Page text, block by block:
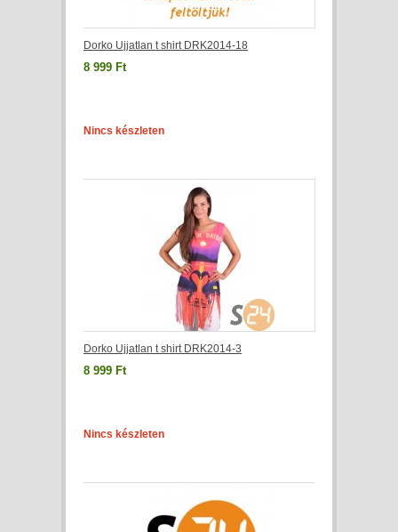
Dorko Ujjatlan t shirt DRK2014-18
8 999 Ft
Nincs készleten
Dorko Ujjatlan t shirt DRK2014-3
8 999 Ft
Nincs készleten